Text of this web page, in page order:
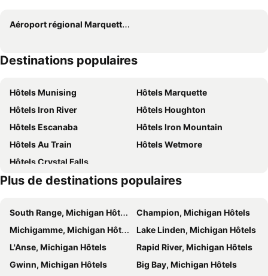
Aéroport régional Marquette Sawyer
Destinations populaires
Hôtels Munising
Hôtels Marquette
Hôtels Iron River
Hôtels Houghton
Hôtels Escanaba
Hôtels Iron Mountain
Hôtels Au Train
Hôtels Wetmore
Hôtels Crystal Falls
Plus de destinations populaires
South Range, Michigan Hôtels
Champion, Michigan Hôtels
Michigamme, Michigan Hôtels
Lake Linden, Michigan Hôtels
L'Anse, Michigan Hôtels
Rapid River, Michigan Hôtels
Gwinn, Michigan Hôtels
Big Bay, Michigan Hôtels